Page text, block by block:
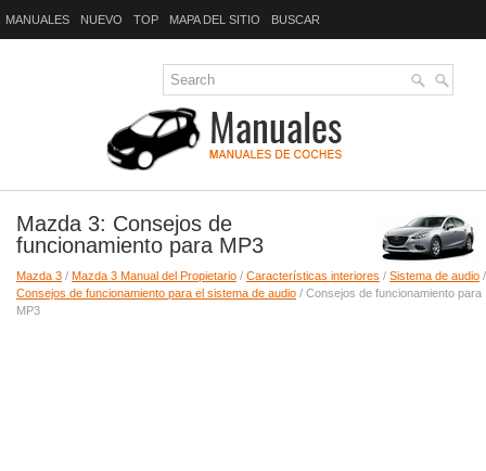
MANUALES NUEVO TOP MAPA DEL SITIO BUSCAR
Mazda 3: Consejos de
funcionamiento para MP3
Mazda 3 / Mazda 3 Manual del Propietario / Características interiores / Sistema de audio /
Consejos de funcionamiento para el sistema de audio / Consejos de funcionamiento para
MP3